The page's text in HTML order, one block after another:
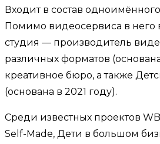
Входит в состав
Помимо видеосервиса в него
студия — производитель
различных форматов
креативное бюро, а также
(основана в 2021 году).
Среди известных проектов
Self-Made, Дети в большом